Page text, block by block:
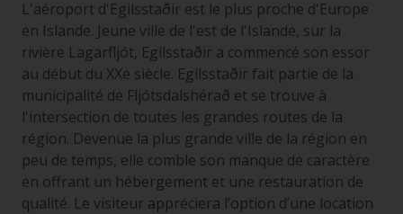
L'aéroport d'Egilsstaðir est le plus proche d'Europe
en Islande. Jeune ville de l'est de l'Islande, sur la
rivière Lagarfljót, Egilsstaðir a commencé son essor
au début du XXe siècle. Egilsstaðir fait partie de la
municipalité de Fljótsdalshérað et se trouve à
l'intersection de toutes les grandes routes de la
région. Devenue la plus grande ville de la région en
peu de temps, elle comble son manque de caractère
en offrant un hébergement et une restauration de
qualité. Le visiteur appréciera l’option d’une location